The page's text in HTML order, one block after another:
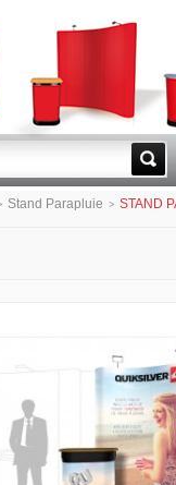
Go!
Stand Parapluie > STAND